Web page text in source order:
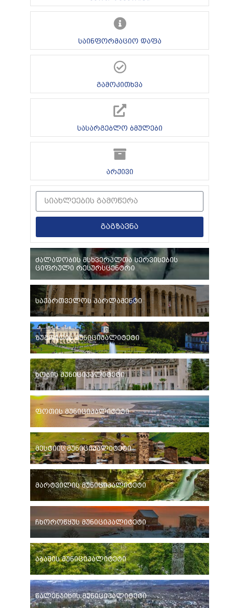
საინფორმაციო დაფა
გამოკითხვა
სასარგებლო ბმულები
არქივი
გაგზავნა
ძალადობის მსხვერპლთა სერვისების
ციფრული რესურსცენტრი
საქართველოს პარლამენტი
ზუგდიდის მუნიციპალიტეტი
ხობის მუნიციპალიტეტი
ფოთის მუნიციპალიტეტი
მესტიის მუნიციპალიტეტი
მარტვილის მუნიციპალიტეტი
ჩხოროწყუს მუნიციპალიტეტი
აბაშის მუნიციპალიტეტი
წალენჯიხის მუნიციპალიტეტი